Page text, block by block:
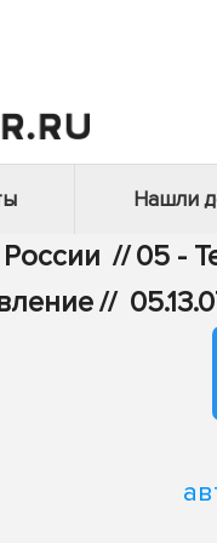
Нашли
// 05 -
//